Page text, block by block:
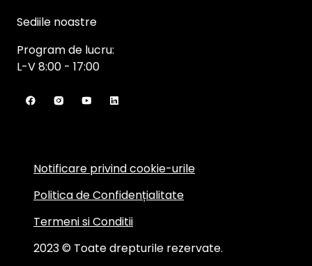
Sediile noastre
Program de lucru:
L-V 8:00 - 17:00
2023 © Toate drepturile rezervate.
Notificare privind cookie-urile
Politica de Confidențialitate
Termeni si Conditii